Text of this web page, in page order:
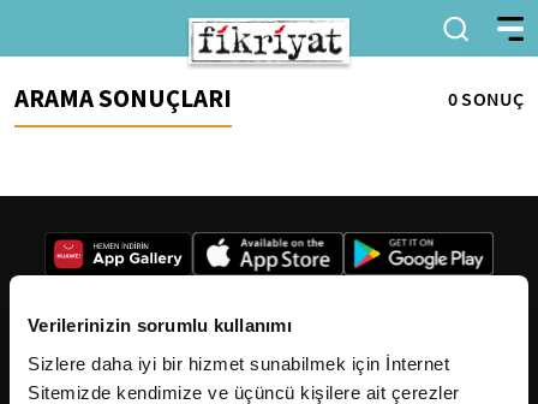
Verilerinizin sorumlu kullanımı
Sizlere daha iyi bir hizmet sunabilmek için İnternet
Sitemizde kendimize ve üçüncü kişilere ait çerezler
ARAMA SONUÇLARI 0 SONUÇ
2026Fikriyat. Tüm hakları saklıdır.